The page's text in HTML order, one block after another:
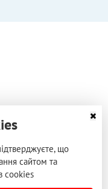
що
сайтом та
cookies